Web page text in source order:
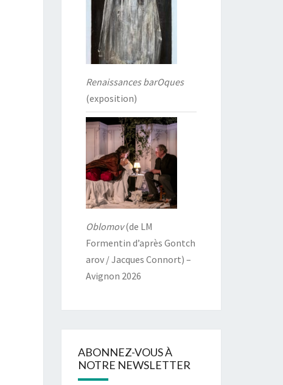
Renaissances barOques
(exposition)
Oblomov(de LM
Formentin d’après Gontch
arov / Jacques Connort) –
Avignon 2026
ABONNEZ-VOUS À
NOTRE NEWSLETTER